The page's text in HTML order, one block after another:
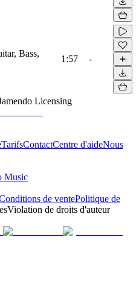
Bass,
1:57 -
Licensing
TarifsContactCentre d'aideNous
Music
de ventePolitique de
Violation de droits d'auteur